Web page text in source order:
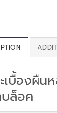
เบื้องผืน
ล็อค